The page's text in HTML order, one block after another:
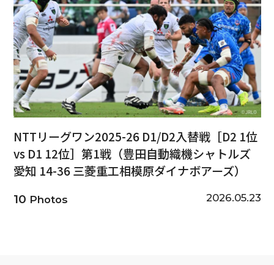
NTTリーグワン2025-26 D1/D2入替戦［D2 1位
vs D1 12位］第1戦（豊田自動織機シャトルズ
愛知 14-36 三菱重工相模原ダイナボアーズ）
10 Photos 2026.05.23